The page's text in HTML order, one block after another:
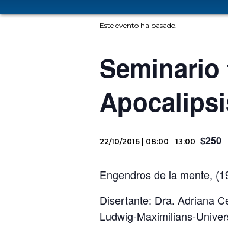
Este evento ha pasado.
22/10/2016 | 08:00 - 13:00 $250
Engendros de la mente,
Disertante: Dra. Adriana
Ludwig-Maximilians-